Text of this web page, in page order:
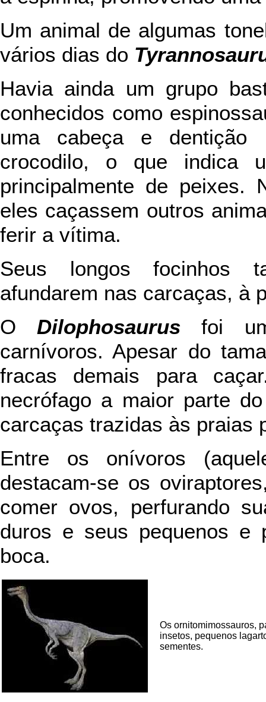
Um animal de algumas
vários dias do
Havia ainda um grupo
conhecidos como
uma cabeça e dentição
crocodilo, o que indica
principalmente de peixes.
eles caçassem outros
ferir a vítima.
Seus longos focinhos
afundarem nas carcaças, à
ODilophosaurus foi
carnívoros. Apesar do
fracas demais para
necrófago a maior parte
carcaças trazidas às praias
Entre os onívoros
destacam-se os
comer ovos, perfurando
duros e seus pequenos e
boca.
Os ornitomimossauros,
insetos, pequenos
sementes.